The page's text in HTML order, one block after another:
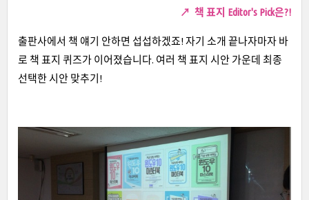
↗ 책 표지 Editor's Pick은?!
출판사에서 책 얘기 안하면 섭섭하겠죠! 자기 소개 끝나자마자 바
로 책 표지 퀴즈가 이어졌습니다. 여러 책 표지 시안 가운데 최종
선택한 시안 맞추기!